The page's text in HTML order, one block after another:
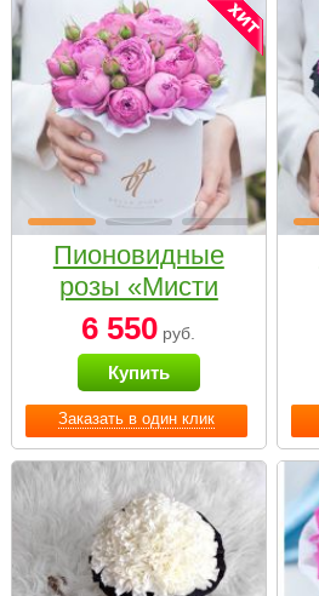
Заказать в один клик
Пионовидные
розы «Мисти
бабблс» в белой
коробке Small
6 550 руб.
Купить